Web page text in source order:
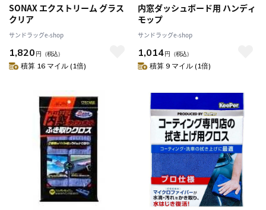
SONAX エクストリーム グラス
クリア
サンドラッグe-shop
1,820 円 （税込）
積算 16 マイル (1倍)
内窓ダッシュボード用 ハンディ
モップ
サンドラッグe-shop
1,014円 （税込）
積算 9 マイル (1倍)